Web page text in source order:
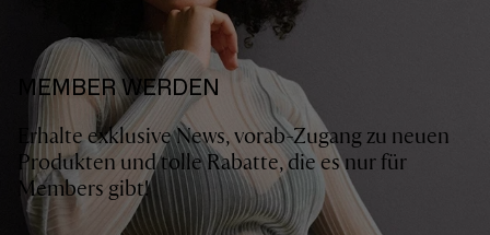
MEMBER WERDEN
Erhalte exklusive News, vorab-Zugang zu neuen
Produkten und tolle Rabatte, die es nur für
Members gibt!